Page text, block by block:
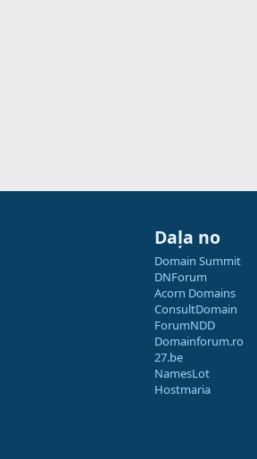
Daļa no
Domain Summit
DNForum
Acorn Domains
ConsultDomain
ForumNDD
Domainforum.ro
27.be
NamesLot
Hostmaria